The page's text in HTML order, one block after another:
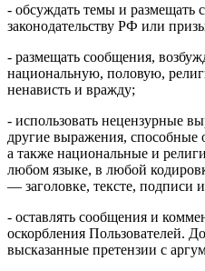
- обсуждать темы и размещать
законодательству РФ или
- размещать сообщения,
национальную, половую,
ненависть и вражду;
- использовать нецензурные
другие выражения, способные
а также национальные и
любом языке, в любой
— заголовке, тексте, подписи
- оставлять сообщения и
оскорбления Пользователей.
высказанные претензии с